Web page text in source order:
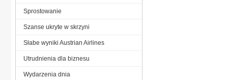
Sprostowanie
Szanse ukryte w skrzyni
Słabe wyniki Austrian Airlines
Utrudnienia dla biznesu
Wydarzenia dnia